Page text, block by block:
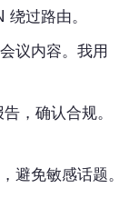
过路由。
议内容。我用
，确认合规。
避免敏感话题。